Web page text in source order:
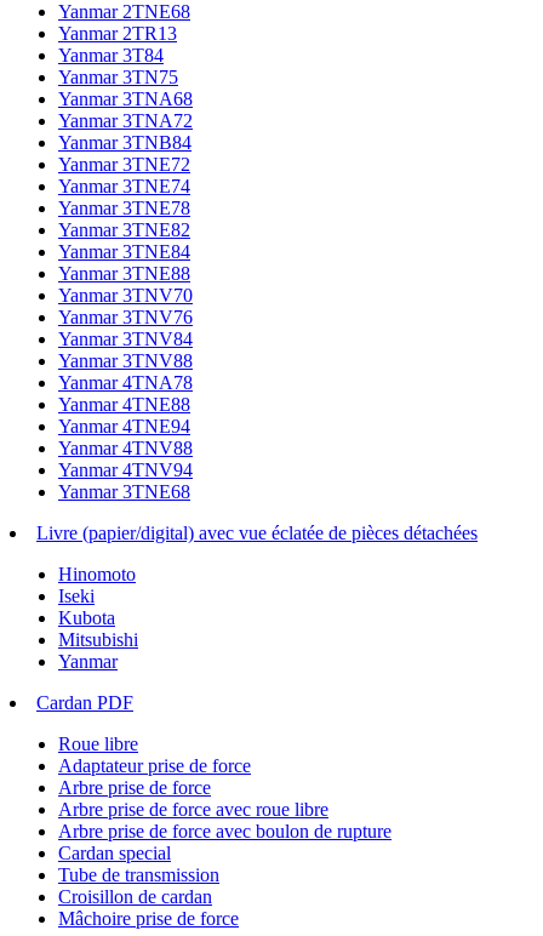
Yanmar 2TNE68
Yanmar 2TR13
Yanmar 3T84
Yanmar 3TN75
Yanmar 3TNA68
Yanmar 3TNA72
Yanmar 3TNB84
Yanmar 3TNE72
Yanmar 3TNE74
Yanmar 3TNE78
Yanmar 3TNE82
Yanmar 3TNE84
Yanmar 3TNE88
Yanmar 3TNV70
Yanmar 3TNV76
Yanmar 3TNV84
Yanmar 3TNV88
Yanmar 4TNA78
Yanmar 4TNE88
Yanmar 4TNE94
Yanmar 4TNV88
Yanmar 4TNV94
Yanmar 3TNE68
Livre (papier/digital) avec vue éclatée de pièces détachées
Hinomoto
Iseki
Kubota
Mitsubishi
Yanmar
Cardan PDF
Roue libre
Adaptateur prise de force
Arbre prise de force
Arbre prise de force avec roue libre
Arbre prise de force avec boulon de rupture
Cardan special
Tube de transmission
Croisillon de cardan
Mâchoire prise de force